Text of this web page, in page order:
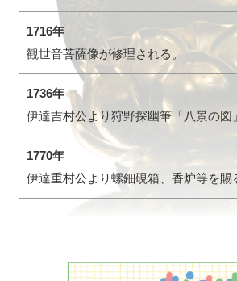
1716年
觀世音菩薩像が修理される。
1736年
伊達吉村公より狩野探幽筆「八景の図
1770年
伊達重村公より螺鈿硯箱、香炉等を賜